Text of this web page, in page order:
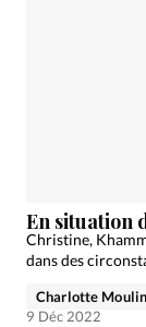
Devise:
Tous les articles
En situation
Christine,
dans des
Charlotte Moulin
9 Déc 2022